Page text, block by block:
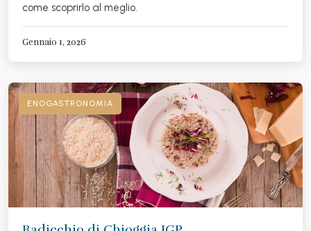
come scoprirlo al meglio.
Gennaio 1, 2026
ENOGASTRONOMIA